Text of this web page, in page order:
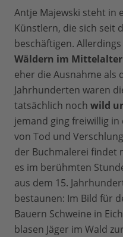
Antje Majewski steht in
Künstlern, die sich seit
beschäftigen.
Wäldern im
eher die Ausnahme als
Jahrhunderten waren
tatsächlich noch wild
jemand ging freiwillig in
von Tod und
der Buchmalerei findet
es im berühmten
aus dem 15.
bestaunen: Im Bild für
Bauern Schweine in
blasen Jäger im Wald